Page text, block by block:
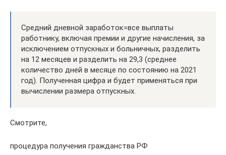
Средний дневной заработок=все выплаты
работнику, включая премии и другие начисления, за
исключением отпускных и больничных, разделить
на 12 месяцев и разделить на 29,3 (среднее
количество дней в месяце по состоянию на 2021
год). Полученная цифра и будет применяться при
вычислении размера отпускных.
Смотрите,
процедура получения гражданства РФ